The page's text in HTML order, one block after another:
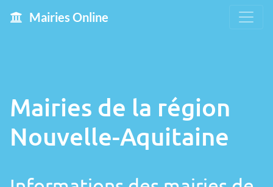
Mairies Online
Mairies de la région
Nouvelle-Aquitaine